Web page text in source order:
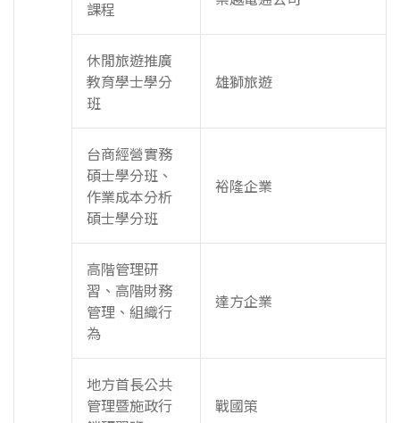
課程
休閒旅遊推廣
教育學士學分
班
雄獅旅遊
台商經營實務
碩士學分班、
作業成本分析
碩士學分班
裕隆企業
高階管理研
習、高階財務
管理、組織行
為
達方企業
地方首長公共
管理暨施政行
戰國策